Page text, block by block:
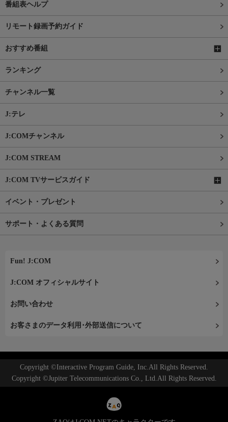
番組表ヘルプ
リモート録画予約ガイド
おすすめ番組
ランキング
チャンネル一覧
J:テレ
J:COMチャンネル
J:COM STREAM
J:COM TVサービスガイド
イベント・プレゼント
サポート・よくある質問
Fun! J:COM
J:COM オフィシャルサイト
お問い合わせ
お客さまのデータ利用･外部送信について
Copyright ©Interactive Program Guide, Inc.All Rights Reserved.
Copyright ©Jupiter Telecommunications Co., Ltd.All Rights Reserved.